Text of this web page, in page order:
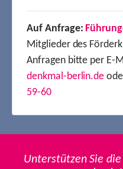
Auf Anfrage:
Mitglieder des
Anfragen bitte per E-
denkmal-berlin.de
59-60
Unterstützen Sie